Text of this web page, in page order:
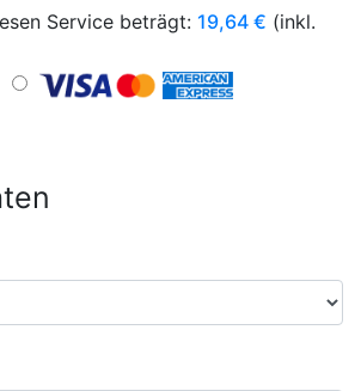
Service beträgt: 19,64 € (inkl.